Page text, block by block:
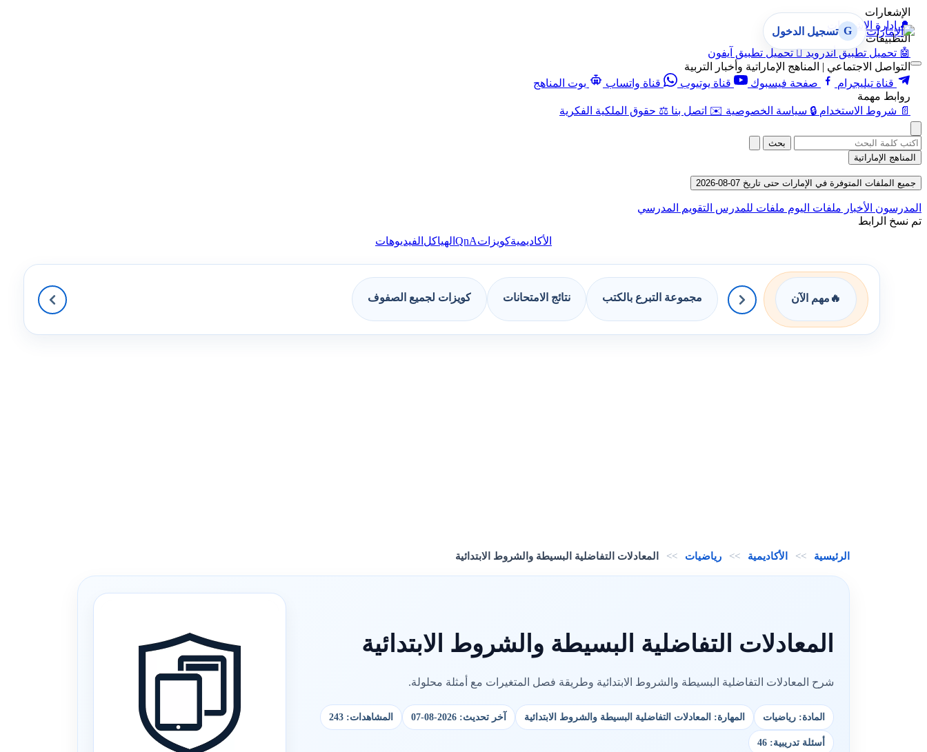
الإشعارات
🔔 إدارة الإشعارات
التطبيقات
🤖 تحميل تطبيق أندرويد  تحميل تطبيق آيفون
التواصل الاجتماعي | المناهج الإماراتية وأخبار التربية
قناة تيليجرام
صفحة فيسبوك قناة يوتيوب قناة واتساب
بوت المناهج
روابط مهمة
📄 شروط الاستخدام 🔒 سياسة الخصوصية ✉️ اتصل بنا ⚖️ حقوق الملكية الفكرية
G تسجيل الدخول
بحث
المناهج الإماراتية
جميع الملفات المتوفرة في الإمارات حتى تاريخ 07-08-2026
المدرسون الأخبار ملفات اليوم ملفات للمدرس التقويم المدرسي
تم نسخ الرابط
الأكاديميةكويزاتQnA الهياكل الفيديوهات
🔥 مهم الآن مجموعة التبرع بالكتب نتائج الامتحانات كويزات لجميع الصفوف
الرئيسية >> الأكاديمية >> رياضيات >> المعادلات التفاضلية البسيطة والشروط الابتدائية
المعادلات التفاضلية البسيطة والشروط الابتدائية
شرح المعادلات التفاضلية البسيطة والشروط الابتدائية وطريقة فصل المتغيرات مع أمثلة محلولة.
المادة: رياضيات المهارة: المعادلات التفاضلية البسيطة والشروط الابتدائية آخر تحديث: 2026-08-07 المشاهدات: 243
أسئلة تدريبية: 46